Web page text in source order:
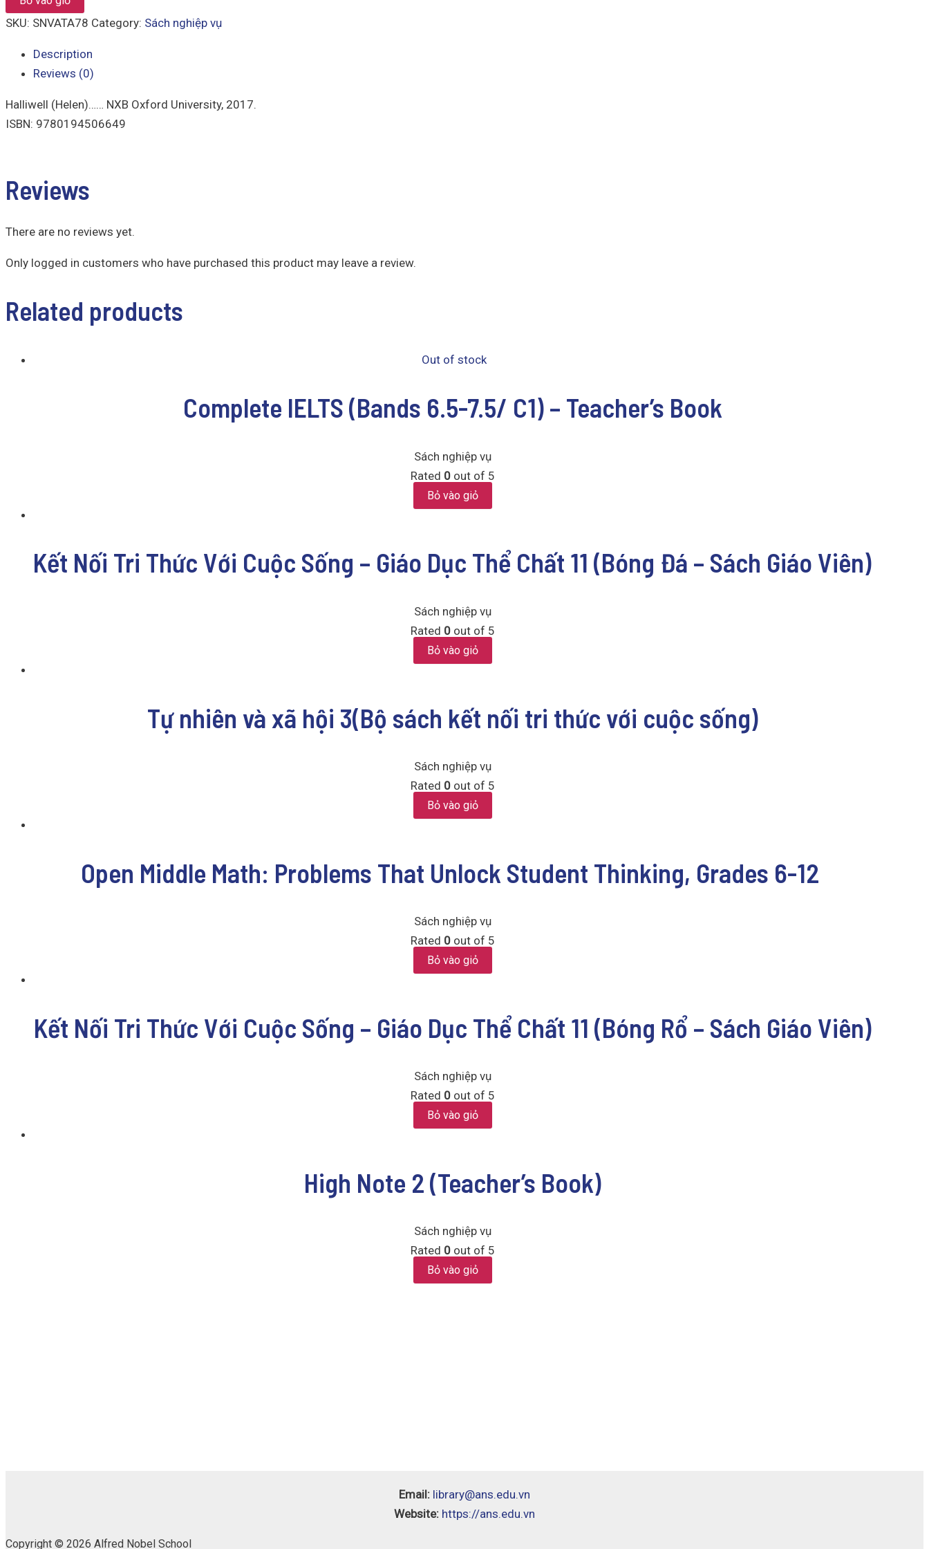
SKU: SNVATA78 Category: Sách nghiệp vụ
Description
Reviews (0)
Halliwell (Helen)…… NXB Oxford University, 2017.
ISBN: 9780194506649
Reviews
There are no reviews yet.
Only logged in customers who have purchased this product may leave a review.
Related products
Out of stock
Complete IELTS (Bands 6.5-7.5/ C1) – Teacher’s Book
Sách nghiệp vụ
Rated 0out of 5
Bỏ vào giỏ
Kết Nối Tri Thức Với Cuộc Sống – Giáo Dục Thể Chất 11 (Bóng Đá – Sách Giáo Viên)
Sách nghiệp vụ
Rated 0out of 5
Bỏ vào giỏ
Tự nhiên và xã hội 3(Bộ sách kết nối tri thức với cuộc sống)
Sách nghiệp vụ
Rated 0out of 5
Bỏ vào giỏ
Open Middle Math: Problems That Unlock Student Thinking, Grades 6-12
Sách nghiệp vụ
Rated 0out of 5
Bỏ vào giỏ
Kết Nối Tri Thức Với Cuộc Sống – Giáo Dục Thể Chất 11 (Bóng Rổ – Sách Giáo Viên)
Sách nghiệp vụ
Rated 0out of 5
Bỏ vào giỏ
High Note 2 (Teacher’s Book)
Sách nghiệp vụ
Rated 0out of 5
Bỏ vào giỏ
Email: library@ans.edu.vn
Website: https://ans.edu.vn
Copyright © 2026 Alfred Nobel School